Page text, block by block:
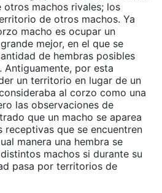
otros machos rivales; los
de otros machos. Ya
macho es ocupar un
mejor, en el que se
de hembras posibles
Antiguamente, por esta
un territorio en lugar de un
al corzo como una
las observaciones de
que un macho se aparea
receptivas que se encuentren
manera una hembra se
machos si durante su
pasa por territorios de